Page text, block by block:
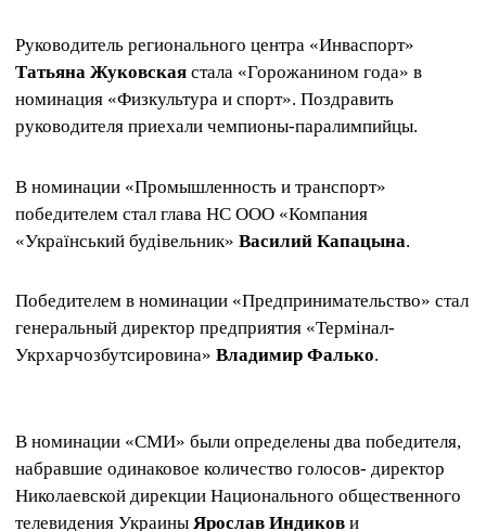
Руководитель регионального центра «Инваспорт»
Татьяна Жуковская стала «Горожанином года» в
номинация «Физкультура и спорт». Поздравить
руководителя приехали чемпионы-паралимпийцы.
В номинации «Промышленность и транспорт»
победителем стал глава НС ООО «Компания
«Український будівельник» Василий Капацына.
Победителем в номинации «Предпринимательство» стал
генеральный директор предприятия «Термінал-
Укрхарчозбутсировина» Владимир Фалько.
В номинации «СМИ» были определены два победителя,
набравшие одинаковое количество голосов- директор
Николаевской дирекции Национального общественного
телевидения Украины Ярослав Индиков и